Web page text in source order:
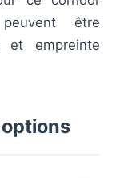
être
et empreinte